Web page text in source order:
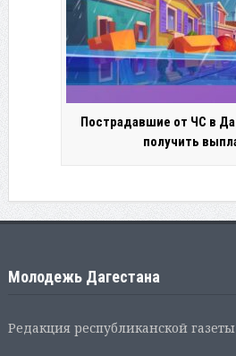
Пострадавшие от ЧС в
получить
Молодежь Дагестана
Редакция республиканской